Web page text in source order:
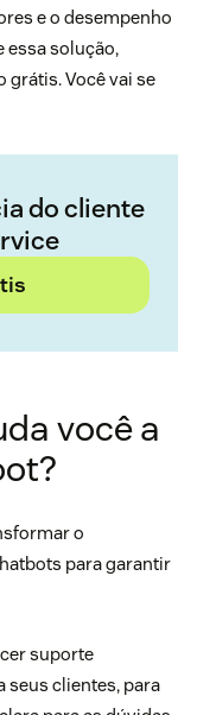
e o desempenho
essa solução,
grátis. Você vai se
do cliente
você a
o
para garantir
suporte
seus clientes, para